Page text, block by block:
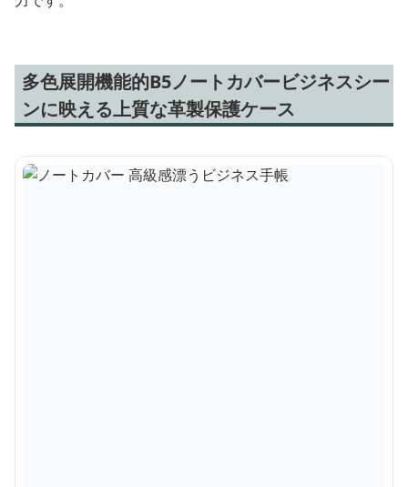
多色展開機能的B5ノートカバービジネスシー
ンに映える上質な革製保護ケース